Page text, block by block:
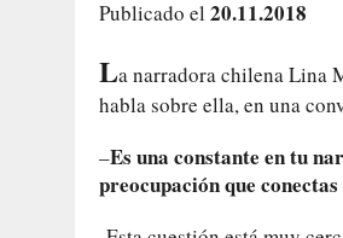
Publicado el 20.11.2018
La narradora chilena Lina
habla sobre ella, en una
–Es una constante en tu
preocupación que